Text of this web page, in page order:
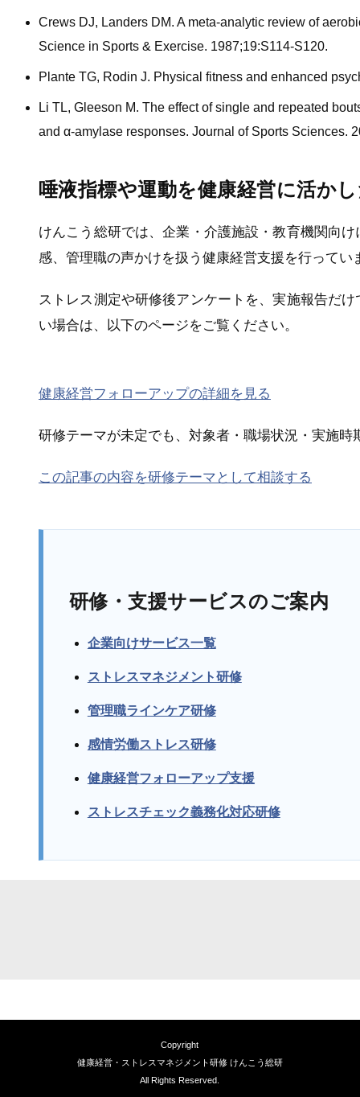
Crews DJ, Landers DM. A meta-analytic review of
Science in Sports & Exercise. 1987;19:S114-S120.
Plante TG, Rodin J. Physical fitness and enhanced
Li TL, Gleeson M. The effect of single and repeated
and α-amylase responses. Journal of Sports Sciences.
唾液指標や運動を健康経営に活か
けんこう総研では、企業・介護施設・教育機関向
感、管理職の声かけを扱う健康経営支援を行ってい
ストレス測定や研修後アンケートを、実施報告だ
い場合は、以下のページをご覧ください。
健康経営フォローアップの詳細を見る
研修テーマが未定でも、対象者・職場状況・実施時
この記事の内容を研修テーマとして相談する
研修・支援サービスのご案内
企業向けサービス一覧
ストレスマネジメント研修
管理職ラインケア研修
感情労働ストレス研修
健康経営フォローアップ支援
ストレスチェック義務化対応研修
Copyright
健康経営・ストレスマネジメント研修 けんこう総研
All Rights Reserved.